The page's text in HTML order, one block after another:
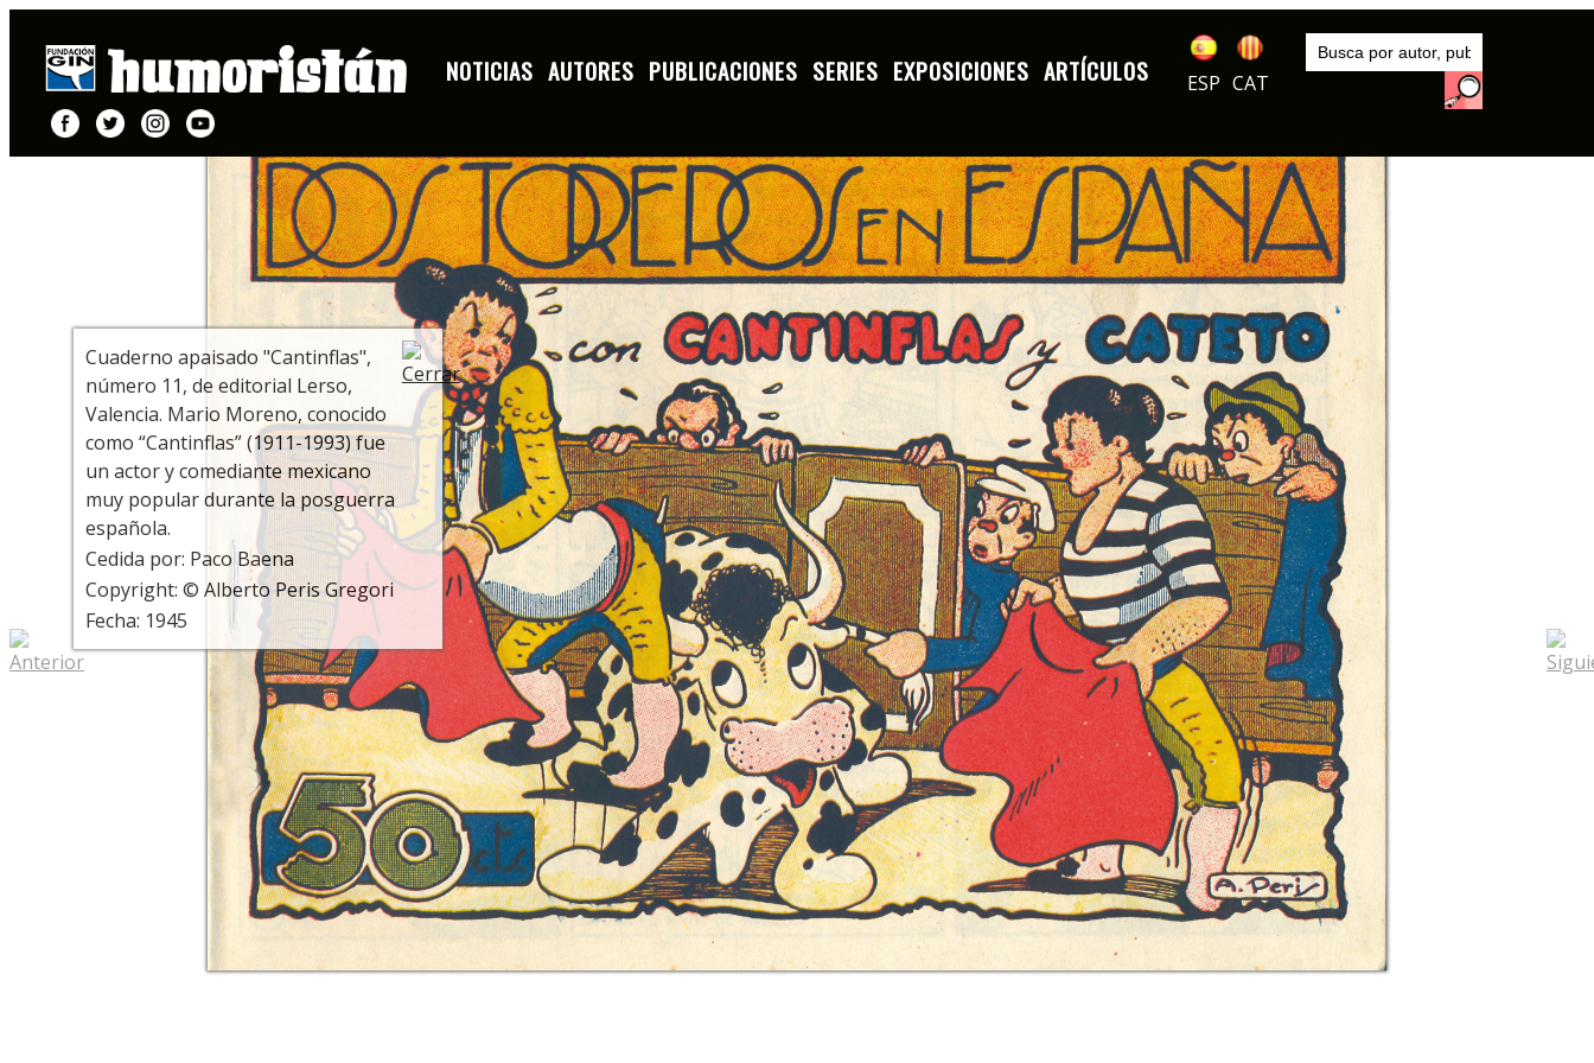
NOTICIAS AUTORES PUBLICACIONES SERIES EXPOSICIONES ARTÍCULOS ESP CAT
Exposiciones
Los tebeos de cine
+ INFO
Cuaderno apaisado "Cantinflas",
número 11, de editorial Lerso,
Valencia. Mario Moreno, conocido
como “Cantinflas” (1911-1993) fue
un actor y comediante mexicano
muy popular durante la posguerra
española.
Cedida por: Paco Baena
Copyright: © Alberto Peris Gregori
Fecha: 1945